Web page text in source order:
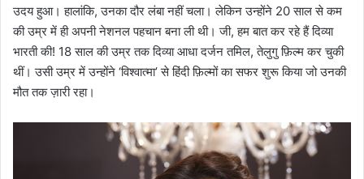
उदय हुआ। हालांकि, उनका दौर लंबा नहीं चला। लेकिन उन्होंने 20 साल से कम
की उम्र में ही अपनी नेशनल पहचान बना ली थी। जी, हम बात कर रहे हैं दिव्या
भारती की! 18 साल की उम्र तक दिव्या आधा दर्जन तमिल, तेलुगु फ़िल्म कर चुकी
थीं। उसी उम्र में उन्होंने ‘विश्वात्मा’ से हिंदी फ़िल्मों का सफर शुरू किया जो उनकी
मौत तक ज़ारी रहा।